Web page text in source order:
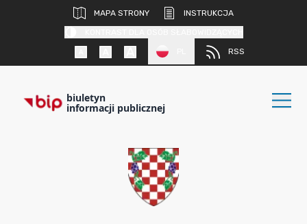
MAPA STRONY
INSTRUKCJA
RSS
biuletyn
informacji publicznej